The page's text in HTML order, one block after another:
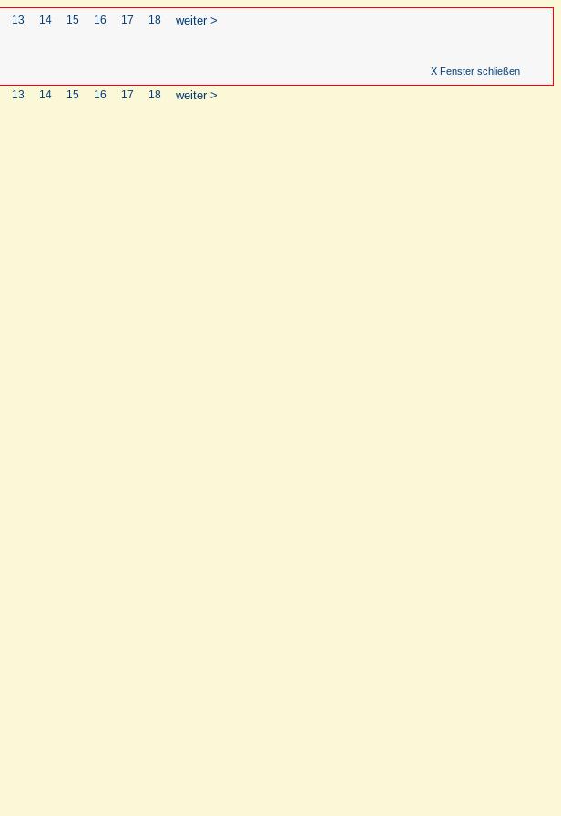
13 14 15 16 17 18
weiter >
X Fenster schließen
13 14 15 16 17 18 weiter >